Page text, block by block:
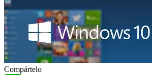
Compártelo